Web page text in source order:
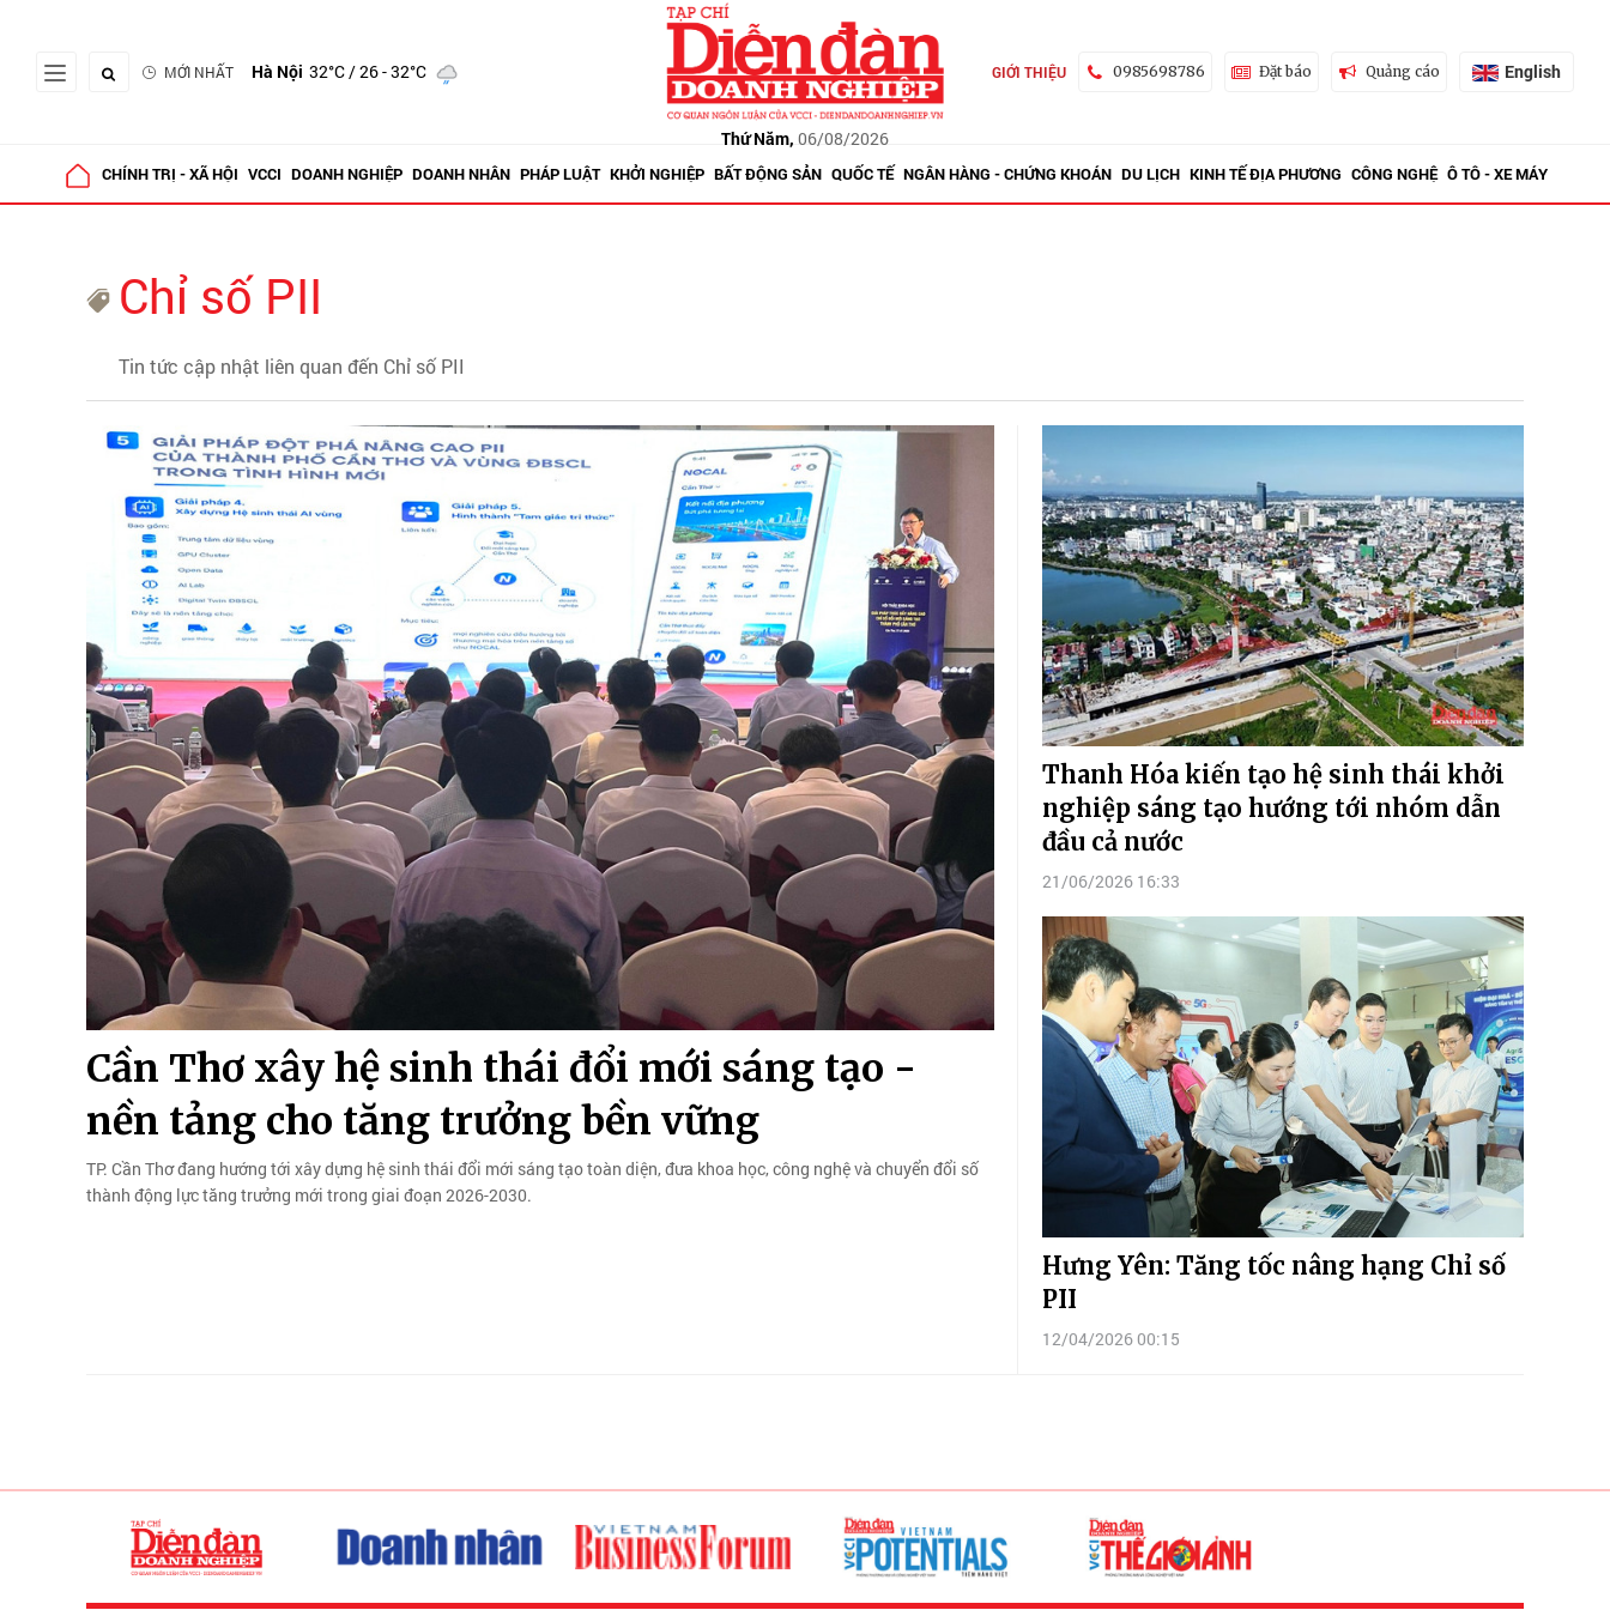
MỚI NHẤT Hà Nội 32°C/ 26 - 32°C
Thứ Năm, 06/08/2026
GIỚI THIỆU 0985698786 Đặt báo Quảng cáo English
CHÍNH TRỊ - XÃ HỘI VCCI DOANH NGHIỆP DOANH NHÂN PHÁP LUẬT KHỞI NGHIỆP BẤT ĐỘNG SẢN QUỐC TẾ NGÂN HÀNG - CHỨNG KHOÁN DU LỊCH KINH TẾ ĐỊA PHƯƠNG CÔNG NGHỆ Ô TÔ - XE MÁY
Chỉ số PII
Tin tức cập nhật liên quan đến Chỉ số PII
Cần Thơ xây hệ sinh thái đổi mới sáng tạo -
nền tảng cho tăng trưởng bền vững
TP. Cần Thơ đang hướng tới xây dựng hệ sinh thái đổi mới sáng tạo toàn diện, đưa khoa học, công nghệ và chuyển đổi số
thành động lực tăng trưởng mới trong giai đoạn 2026-2030.
Thanh Hóa kiến tạo hệ sinh thái khởi
nghiệp sáng tạo hướng tới nhóm dẫn
đầu cả nước
21/06/2026 16:33
Hưng Yên: Tăng tốc nâng hạng Chỉ số
PII
12/04/2026 00:15